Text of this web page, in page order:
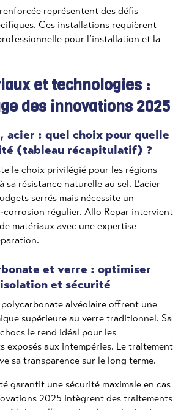
représentent des défis
Ces installations requièrent
pour l’installation et la
et technologies :
des innovations 2025
acier : quel choix pour quelle
(tableau récapitulatif) ?
le choix privilégié pour les régions
sa résistance naturelle au sel. L’acier
serrés mais nécessite un
régulier. Allo Repar intervient
matériaux avec une expertise
et verre : optimiser
isolation et sécurité
polycarbonate alvéolaire offrent une
supérieure au verre traditionnel. Sa
le rend idéal pour les
exposés aux intempéries. Le traitement
sa transparence sur le long terme.
garantit une sécurité maximale en cas
2025 intègrent des traitements